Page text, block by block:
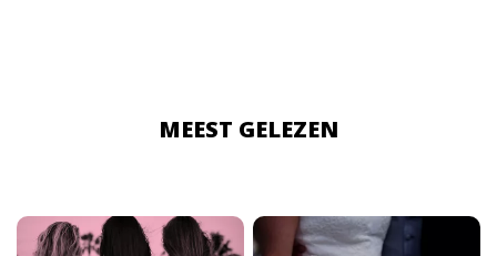
MEEST GELEZEN